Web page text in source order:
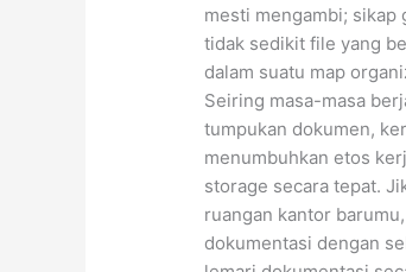
mesti mengambi; sikap
tidak sedikit file yang
dalam suatu map
Seiring masa-masa
tumpukan dokumen,
menumbuhkan etos
storage secara tepat.
ruangan kantor
dokumentasi dengan